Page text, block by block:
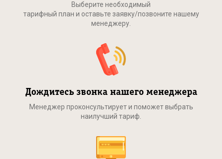
Выберите необходимый
тарифный план и оставьте заявку/позвоните нашему
менеджеру.
Дождитесь звонка нашего менеджера
Менеджер проконсультирует и поможет выбрать
наилучший тариф.